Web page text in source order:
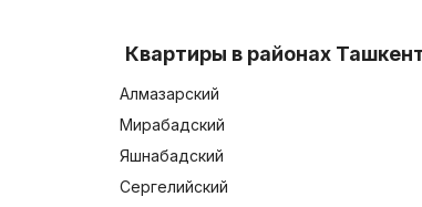
Квартиры в районах
Алмазарский
Мирабадский
Яшнабадский
Сергелийский